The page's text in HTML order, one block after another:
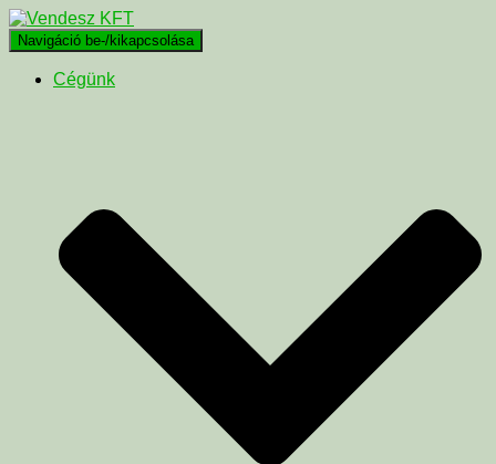
Navigáció be-/kikapcsolása
Cégünk